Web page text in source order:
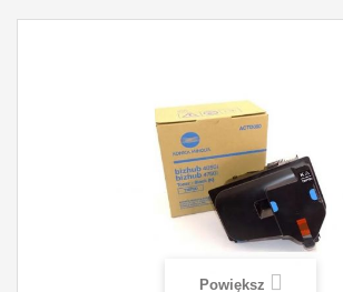
Powiększ